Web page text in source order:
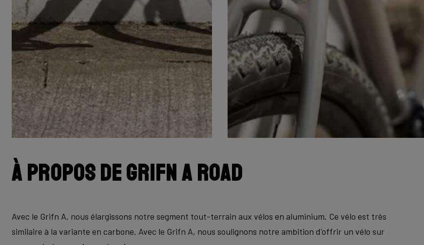
À propos de Grifn A Road
Avec le Grifn A, nous élargissons notre segment tout-terrain aux vélos en aluminium. Ce vélo est très
similaire à la variante en carbone. Avec le Grifn A, nous soulignons notre ambition d'offrir un vélo sur